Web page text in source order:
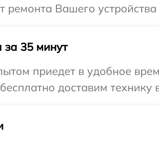
ремонта Вашего устройства
35 минут
приедет в удобное
доставим технику